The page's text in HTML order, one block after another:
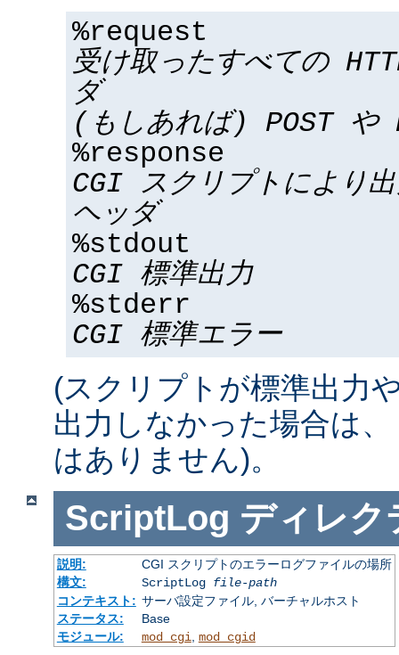
%request
受け取ったすべての
ダ
(もしあれば) POST や
%response
CGI スクリプトにより
ヘッダ
%stdout
CGI 標準出力
%stderr
CGI 標準エラー
(スクリプトが標準出力
出力しなかった場合は
はありません)。
ScriptLog ディレク
説明:
CGI スクリプトのエラーログファイルの場所
構文:
ScriptLog file-path
コンテキスト: サーバ設定ファイル, バーチャルホスト
ステータス:
Base
モジュール:
mod_cgi mod_cgid